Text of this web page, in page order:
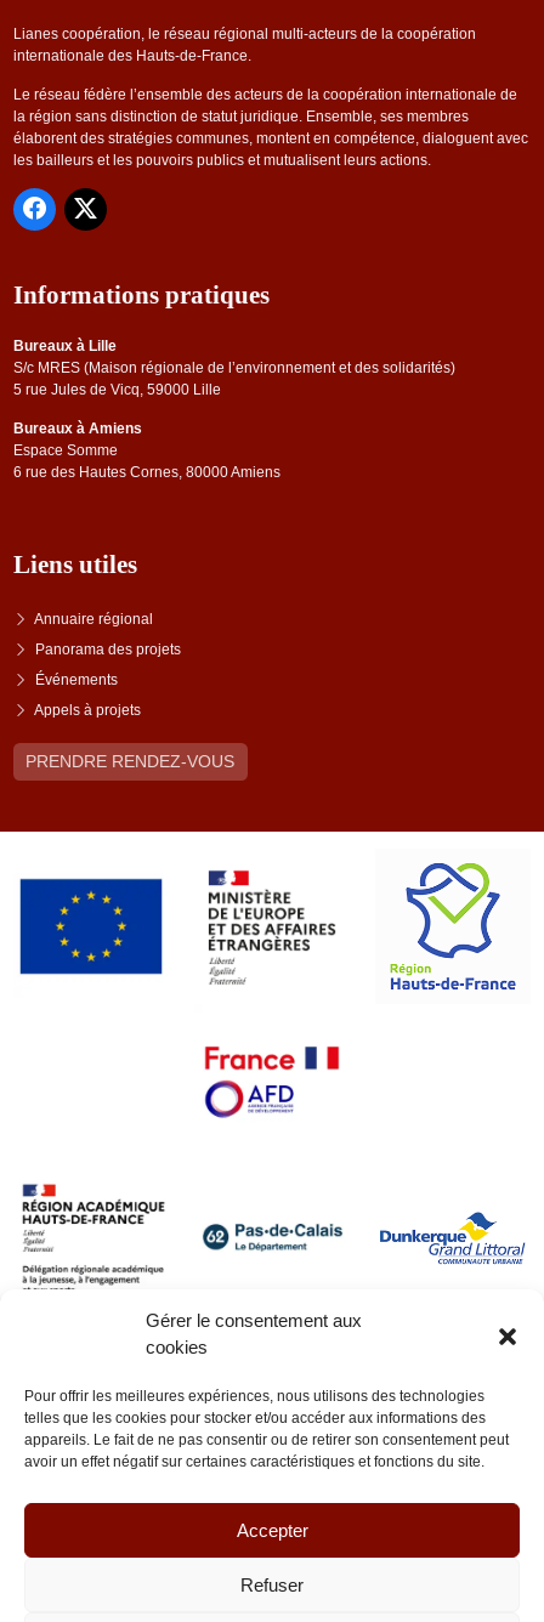
Gérer le consentement aux
cookies
Pour offrir les meilleures expériences, nous utilisons des technologies
telles que les cookies pour stocker et/ou accéder aux informations des
appareils. Le fait de ne pas consentir ou de retirer son consentement peut
avoir un effet négatif sur certaines caractéristiques et fonctions du site.
Accepter
Refuser
Lianes coopération, le réseau régional multi-acteurs de la coopération
internationale des Hauts-de-France.
Le réseau fédère l’ensemble des acteurs de la coopération internationale de
la région sans distinction de statut juridique. Ensemble, ses membres
élaborent des stratégies communes, montent en compétence, dialoguent avec
les bailleurs et les pouvoirs publics et mutualisent leurs actions.
Informations pratiques
Bureaux à Lille
S/c MRES (Maison régionale de l’environnement et des solidarités)
5 rue Jules de Vicq, 59000 Lille
Bureaux à Amiens
Espace Somme
6 rue des Hautes Cornes, 80000 Amiens
Liens utiles
Annuaire régional
Panorama des projets
Événements
Appels à projets
PRENDRE RENDEZ-VOUS